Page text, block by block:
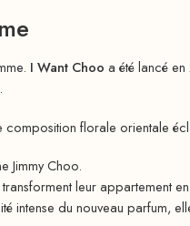
I Want Choo a été lancé
florale orientale
Jimmy Choo.
leur appartement
intense du nouveau parfum,